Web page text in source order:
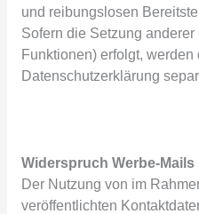
und reibungslosen
Sofern die Setzung
Funktionen) erfolgt,
Datenschutzerklärung
Widerspruch Werbe-Mails
Der Nutzung von im
veröffentlichten